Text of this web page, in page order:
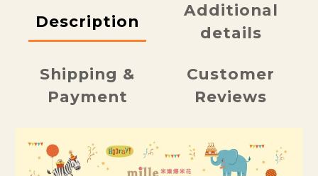
Description
Additional
details
Shipping &
Payment
Customer
Reviews